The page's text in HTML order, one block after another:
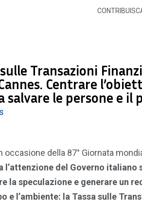
sulle Transazioni
Centrare
salvare le persone e il
occasione della 87° Giornata
l’attenzione del Governo
la speculazione e generare un
e l’ambiente: la Tassa sulle